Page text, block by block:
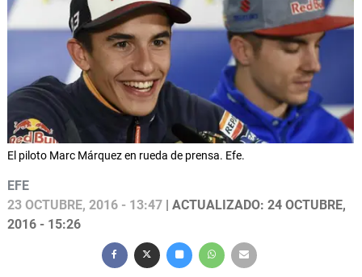
El piloto Marc Márquez en rueda de prensa. Efe.
EFE
23 OCTUBRE, 2016 - 13:47 | ACTUALIZADO: 24 OCTUBRE,
2016 - 15:26